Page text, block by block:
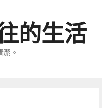
的生活
。